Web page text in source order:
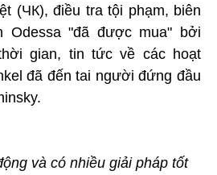
(ЧК), điều tra tội phạm, biên
Odessa "đã được mua" bởi
gian, tin tức về các hoạt
đã đến tai người đứng đầu
và có nhiều giải pháp tốt